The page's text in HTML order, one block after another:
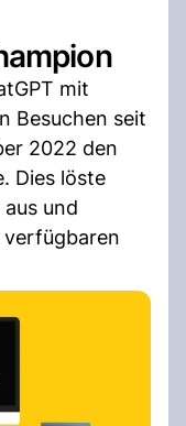
mit
Besuchen seit
2022 den
Dies löste
und